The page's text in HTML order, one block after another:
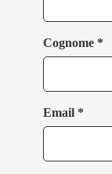
Cognome *
Email *